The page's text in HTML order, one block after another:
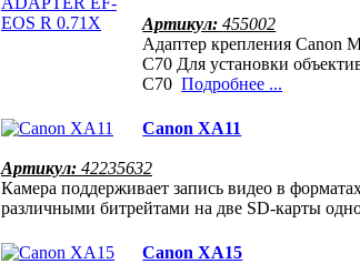
Артикул:455002
Адаптер крепления Canon
C70 Для установки
C70Подробнее ...
Canon XA11
Артикул: 42235632
Камера поддерживает запись видео в
различными битрейтами на две SD-карты
Canon XA15